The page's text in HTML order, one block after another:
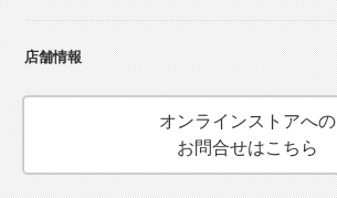
店舗情報
オンラインストアへの
お問合せはこちら